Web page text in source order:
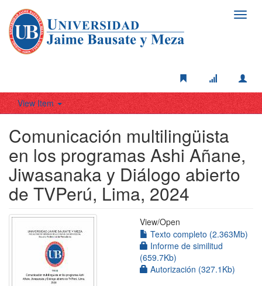
View Item
Comunicación multilingüista
en los programas Ashi Añane,
Jiwasanaka y Diálogo abierto
de TVPerú, Lima, 2024
View/Open
Texto completo (2.363Mb)
Informe de similitud
(659.7Kb)
Autorización (327.1Kb)